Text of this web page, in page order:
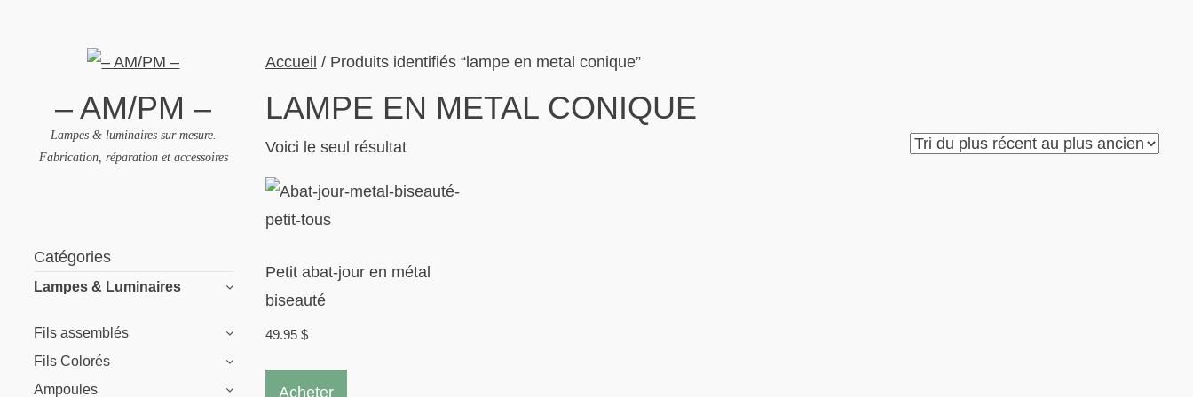
– AM/PM –
Lampes & luminaires sur mesure.
Fabrication, réparation et accessoires
content
Catégories
Lampes & Luminaires
Fils assemblés
Fils Colorés
Ampoules
Accueil / Produits identifiés “lampe en metal conique”
LAMPE EN METAL CONIQUE
Voici le seul résultat
Petit abat-jour en métal
biseauté
49.95 $
Acheter
Ce